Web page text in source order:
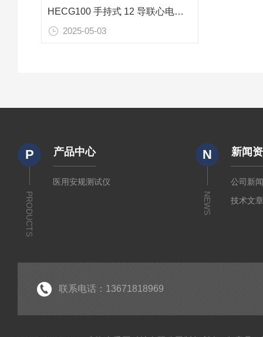
HECG100 手持式 12 导联心电图模拟器
2025-05-03
P
PRODUCTS
产品中心
医用安规测试仪
N
NEWS
新闻
公司新
技术文
联系电话：13671818969